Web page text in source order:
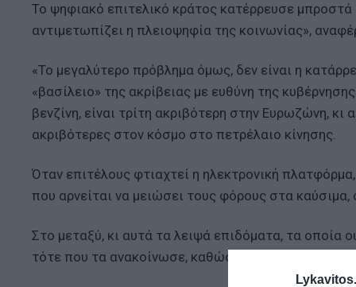
Το ψηφιακό επιτελικό κράτος κατέρρευσε
αντιμετωπίζει η πλειοψηφία της κοινωνίας»,
«Το μεγαλύτερο πρόβλημα όμως, δεν είναι η
«βασίλειο» της ακρίβειας με ευθύνη της
βενζίνη, είναι τρίτη ακριβότερη στην Ευρωζώνη,
ακριβότερες στον κόσμο στο πετρέλαιο κίνησης.
Όταν επιτέλους φτιαχτεί η ηλεκτρονική
που αρνείται να μειώσει τους φόρους στα
Στο μεταξύ, κι αυτά τα λειψά επιδόματα, τα οποία
τότε που τα ανακοίνωσε, καθώς η αύξηση των